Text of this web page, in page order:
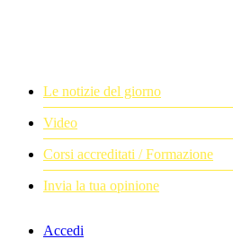
Le notizie del giorno
Video
Corsi accreditati / Formazione
Invia la tua opinione
Accedi